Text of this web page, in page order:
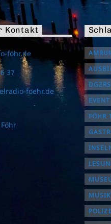
Kontakt
föhr.de
37
foehr.de
DGZRS
EVENT
FÖHR